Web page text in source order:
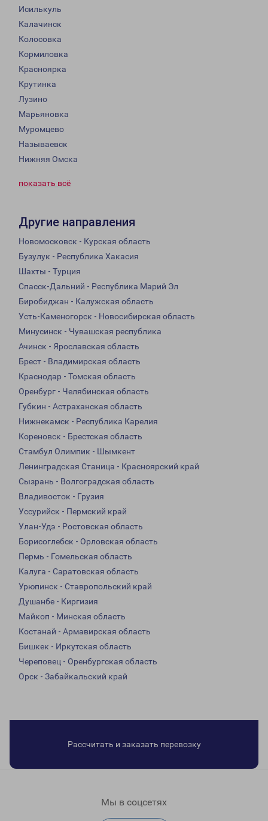
Исилькуль
Калачинск
Колосовка
Кормиловка
Красноярка
Крутинка
Лузино
Марьяновка
Муромцево
Называевск
Нижняя Омска
показать всё
Другие направления
Новомосковск - Курская область
Бузулук - Республика Хакасия
Шахты - Турция
Спасск-Дальний - Республика Марий Эл
Биробиджан - Калужская область
Усть-Каменогорск - Новосибирская область
Минусинск - Чувашская республика
Ачинск - Ярославская область
Брест - Владимирская область
Краснодар - Томская область
Оренбург - Челябинская область
Губкин - Астраханская область
Нижнекамск - Республика Карелия
Кореновск - Брестская область
Стамбул Олимпик - Шымкент
Ленинградская Станица - Красноярский край
Сызрань - Волгоградская область
Владивосток - Грузия
Уссурийск - Пермский край
Улан-Удэ - Ростовская область
Борисоглебск - Орловская область
Пермь - Гомельская область
Калуга - Саратовская область
Урюпинск - Ставропольский край
Душанбе - Киргизия
Майкоп - Минская область
Костанай - Армавирская область
Бишкек - Иркутская область
Череповец - Оренбургская область
Орск - Забайкальский край
Рассчитать и заказать перевозку
Мы в соцсетях